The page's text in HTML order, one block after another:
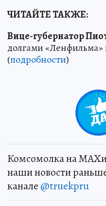
ЧИТАЙТЕ ТАКЖЕ:
Вице-губернатор
долгами «Ленфильма»
(подробности)
Комсомолка на
наши новости
канале @truekpru